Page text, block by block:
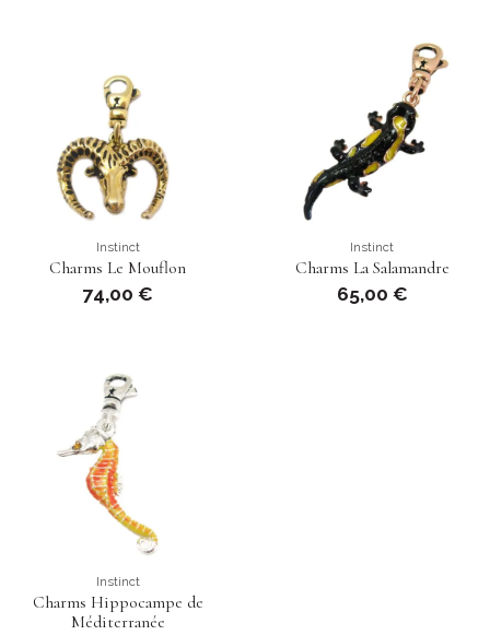
Instinct
Charms Le Mouflon
74,00 €
Instinct
Charms La Salamandre
65,00 €
Instinct
Charms Hippocampe de
Méditerranée